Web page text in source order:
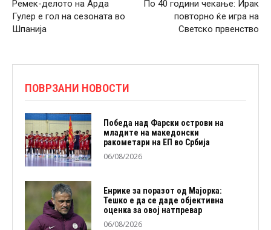
Ремек-делото на Арда
Гулер е гол на сезоната во
Шпанија
По 40 години чекање: Ирак
повторно ќе игра на
Светско првенство
ПОВРЗАНИ НОВОСТИ
Победа над Фарски острови на
младите на македонски
ракометари на ЕП во Србија
06/08/2026
Енрике за поразот од Мајорка:
Тешко е да се даде објективна
оценка за овој натпревар
06/08/2026